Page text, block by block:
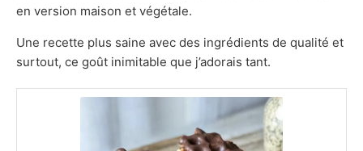
en version maison et végétale.
Une recette plus saine avec des ingrédients de qualité et
surtout, ce goût inimitable que j’adorais tant.